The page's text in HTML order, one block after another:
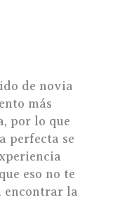
de novia
más
por lo que
perfecta se
eso no te
encontrar la